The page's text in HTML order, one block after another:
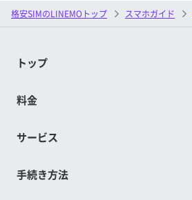
格安SIMのLINEMOトップ スマホガイド
トップ
料金
サービス
手続き方法